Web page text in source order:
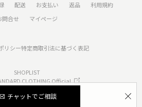
チャットでご相談
配送 お支払い 返品
利用規約
問合せ
マイページ
リシー特定商取引法に基づく表記
SHOPLIST
CLOTHING Official